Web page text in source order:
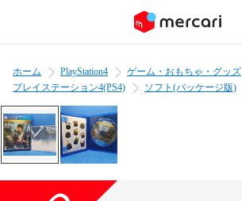
ホーム PlayStation4 ゲーム・おもちゃ・グッズ
プレイステーション4(PS4)
ソフト(パッケージ版)